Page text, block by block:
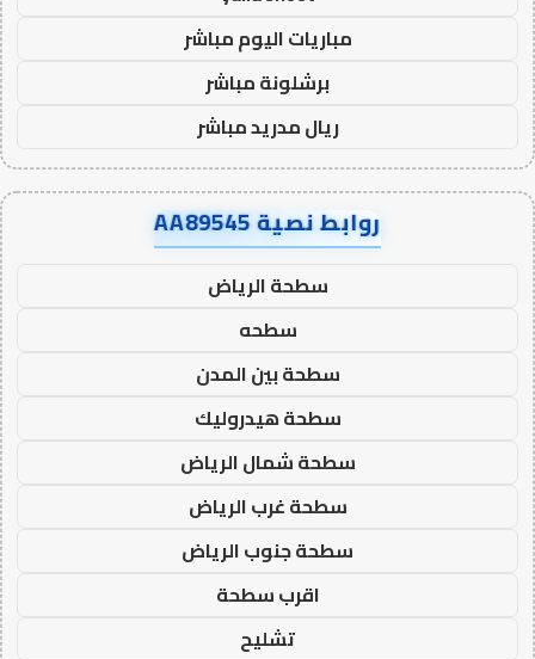
مباريات اليوم مباشر
برشلونة مباشر
ريال مدريد مباشر
روابط نصية AA89545
سطحة الرياض
سطحه
سطحة بين المدن
سطحة هيدروليك
سطحة شمال الرياض
سطحة غرب الرياض
سطحة جنوب الرياض
اقرب سطحة
تشليح